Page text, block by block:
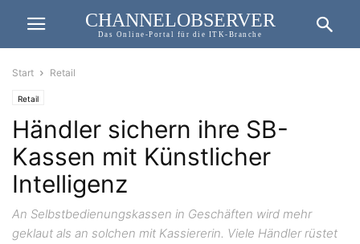
CHANNELOBSERVER
Das Online-Portal für die ITK-Branche
Start Retail
Retail
Händler sichern ihre SB-
Kassen mit Künstlicher
Intelligenz
An Selbstbedienungskassen in Geschäften wird mehr
geklaut als an solchen mit Kassiererin. Viele Händler rüstet